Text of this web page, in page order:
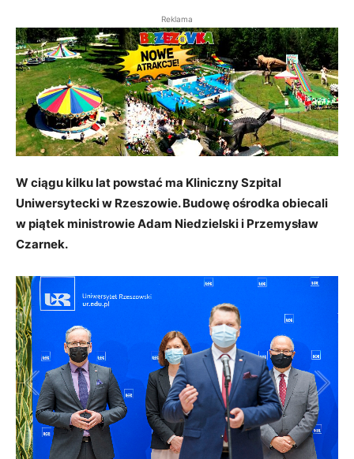
Reklama
W ciągu kilku lat powstać ma Kliniczny Szpital
Uniwersytecki w Rzeszowie. Budowę ośrodka obiecali
w piątek ministrowie Adam Niedzielski i Przemysław
Czarnek.